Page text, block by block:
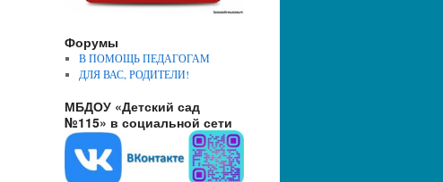
Форумы
В ПОМОЩЬ ПЕДАГОГАМ
ДЛЯ ВАС, РОДИТЕЛИ!
МБДОУ «Детский сад
№115» в социальной сети